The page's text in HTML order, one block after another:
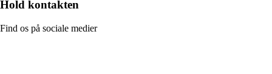
Hold kontakten
Find os på sociale medier